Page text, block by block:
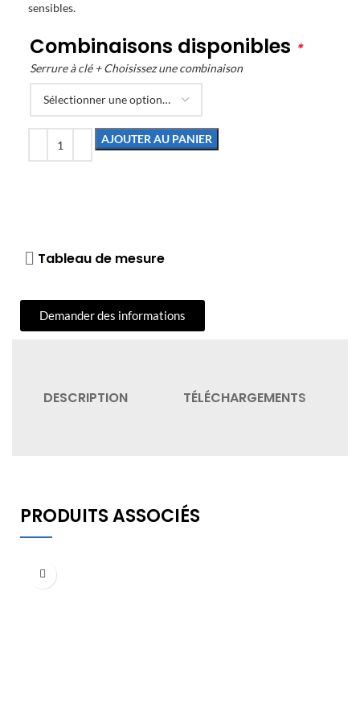
sensibles.
Combinaisons disponibles *
Serrure à clé + Choisissez une combinaison
AJOUTER AU PANIER
Tableau de mesure
Demander des informations
DESCRIPTION TÉLÉCHARGEMENTS
PRODUITS ASSOCIÉS